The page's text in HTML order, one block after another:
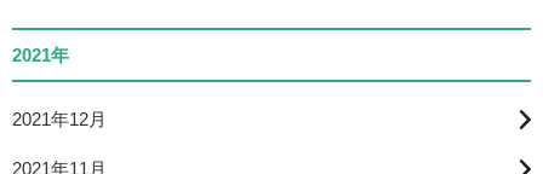
2021年
2021年12月
2021年11月